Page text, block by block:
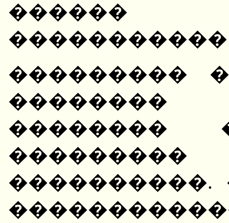
������
���������
��������